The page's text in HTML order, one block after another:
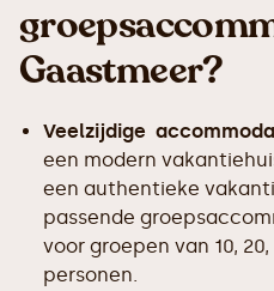
Gaastmeer?
Veelzijdige
een modern
een authentieke
passende
voor groepen van 10, 20,
personen.